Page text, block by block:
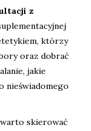
z
którzy
oraz dobrać
jakie
nieświadomego
skierować